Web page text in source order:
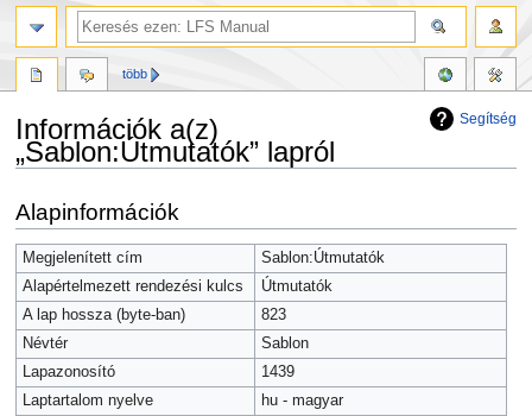
Segítség
Információk a(z)
„Sablon:Útmutatók” lapról
a
navigációhoz
a
kereséshez
Alapinformációk
Megjelenített cím
Sablon:Útmutatók
Alapértelmezett rendezési kulcs
Útmutatók
A lap hossza (byte-ban)
823
Névtér
Sablon
Lapazonosító
1439
Laptartalom nyelve
hu - magyar
több